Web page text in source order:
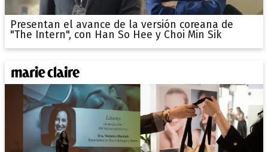
Presentan el avance de la versión coreana de
"The Intern", con Han So Hee y Choi Min Sik